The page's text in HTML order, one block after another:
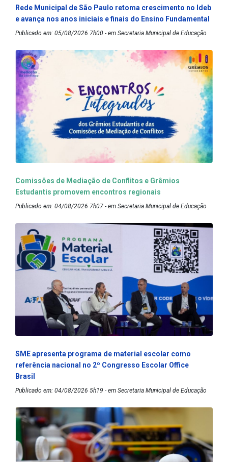
Rede Municipal de São Paulo retoma crescimento no Ideb
e avança nos anos iniciais e finais do Ensino Fundamental
Publicado em: 05/08/2026 7h00 - em Secretaria Municipal de Educação
Comissões de Mediação de Conflitos e Grêmios
Estudantis promovem encontros regionais
Publicado em: 04/08/2026 7h07 - em Secretaria Municipal de Educação
SME apresenta programa de material escolar como
referência nacional no 2º Congresso Escolar Office
Brasil
Publicado em: 04/08/2026 5h19 - em Secretaria Municipal de Educação